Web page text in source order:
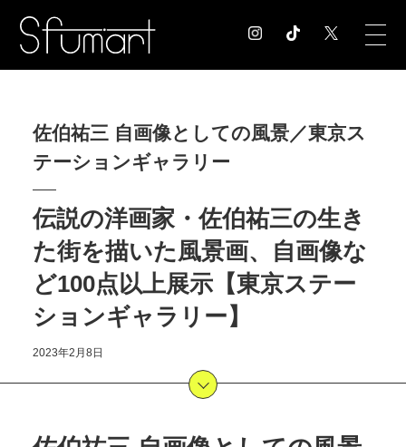
COLUMN コラム記事
EXHIBITION
MUSEUM 美術館情報
NEWS お知らせ
CONTACT お問合せ
佐伯祐三 自画像としての風景／東京ス
テーションギャラリー
伝説の洋画家・佐伯祐三の生き
た街を描いた風景画、自画像な
ど100点以上展示【東京ステー
ションギャラリー】
2023年2月8日